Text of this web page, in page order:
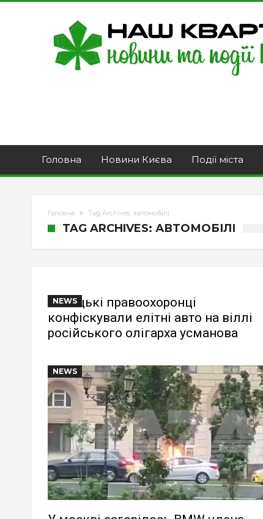
Головна Новини Києва Події міста
Головна Tag Archives: автомобілі
TAG ARCHIVES: АВТОМОБІЛІ
NEWS
Німецькі правоохоронці
конфіскували елітні авто на віллі
російського олігарха усманова
NEWS